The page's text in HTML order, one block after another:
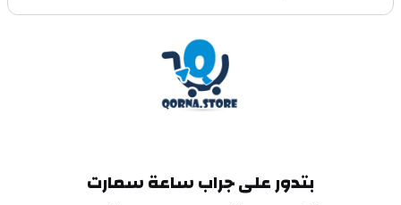
بتدور على جراب ساعة سمارت